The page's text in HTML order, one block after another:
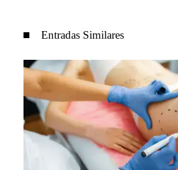
Entradas Similares